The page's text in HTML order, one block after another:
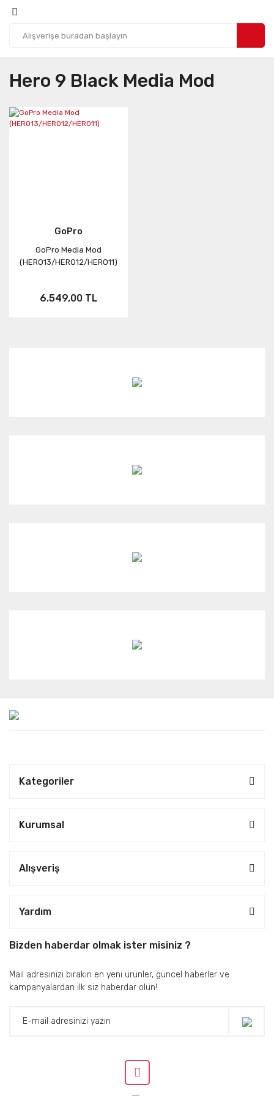
Hero 9 Black Media Mod
GoPro
GoPro Media Mod
(HERO13/HERO12/HERO11)
6.549,00 TL
Kategoriler
Kurumsal
Alışveriş
Yardım
Bizden haberdar olmak ister misiniz ?
Mail adresinizi bırakın en yeni ürünler, güncel haberler ve
kampanyalardan ilk siz haberdar olun!